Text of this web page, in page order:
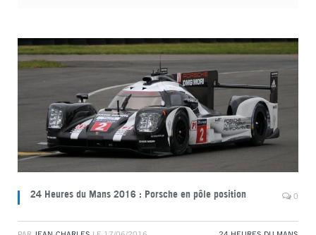
24 Heures du Mans 2016 : Porsche en pôle position 0